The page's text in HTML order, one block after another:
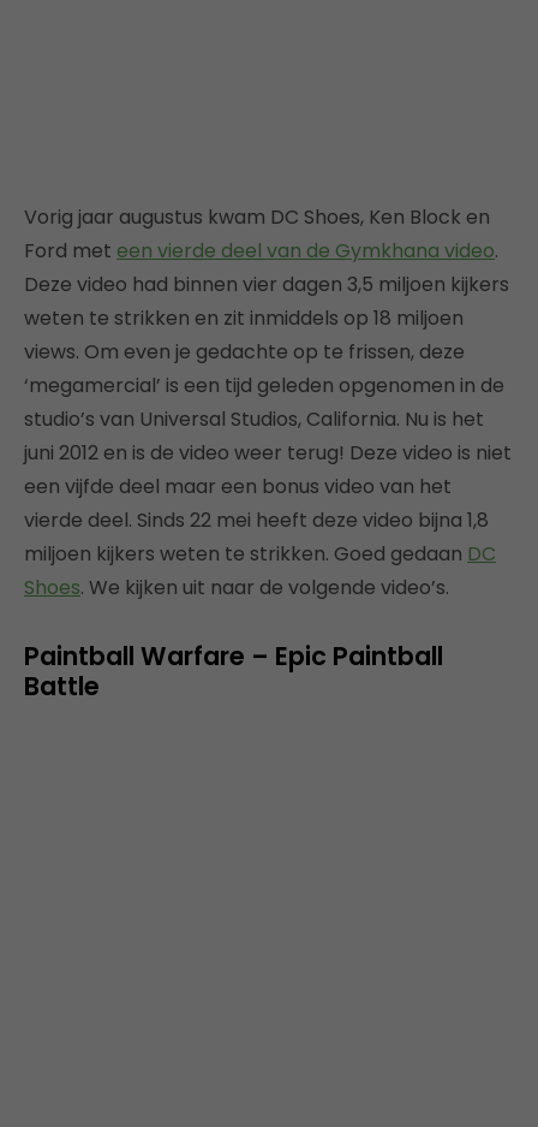
Vorig jaar augustus kwam DC Shoes, Ken Block en
Ford met een vierde deel van de Gymkhana video.
Deze video had binnen vier dagen 3,5 miljoen kijkers
weten te strikken en zit inmiddels op 18 miljoen
views. Om even je gedachte op te frissen, deze
‘megamercial’ is een tijd geleden opgenomen in de
studio’s van Universal Studios, California. Nu is het
juni 2012 en is de video weer terug! Deze video is niet
een vijfde deel maar een bonus video van het
vierde deel. Sinds 22 mei heeft deze video bijna 1,8
miljoen kijkers weten te strikken. Goed gedaan DC
Shoes. We kijken uit naar de volgende video’s.
Paintball Warfare – Epic Paintball
Battle